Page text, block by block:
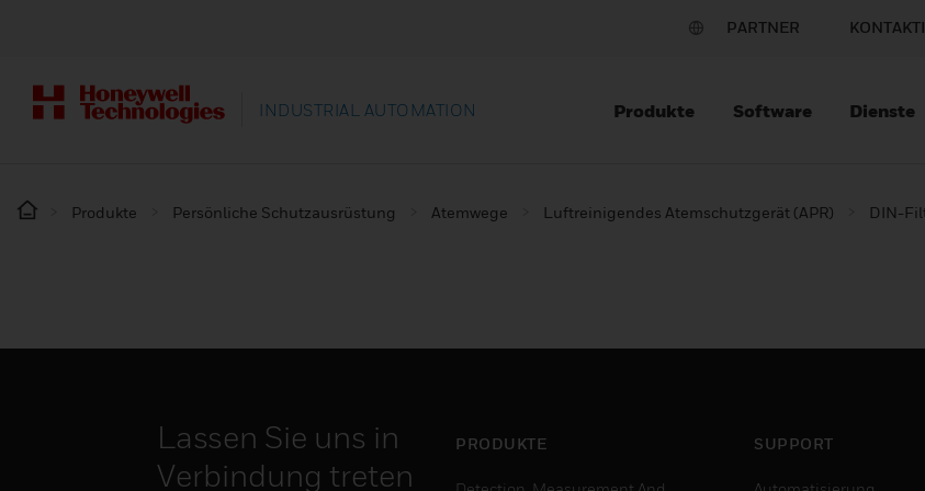
PARTNER
INDUSTRIAL AUTOMATION Produkte Software Dienste
Produkte Persönliche Schutzausrüstung Atemwege Luftreinigendes Atemschutzgerät (APR) DIN-
Lassen Sie uns in
Verbindung treten
PRODUKTE SUPPORT